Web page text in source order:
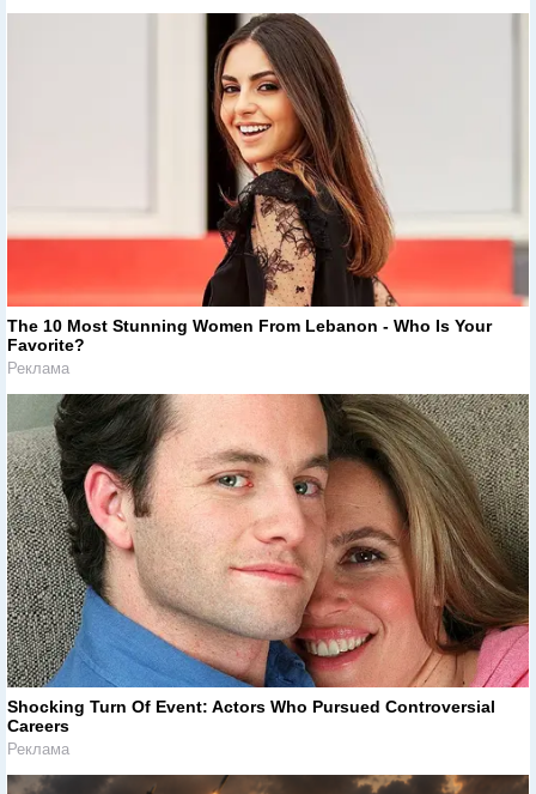
The 10 Most Stunning Women From Lebanon - Who Is Your
Favorite?
Реклама
Shocking Turn Of Event: Actors Who Pursued Controversial
Careers
Реклама